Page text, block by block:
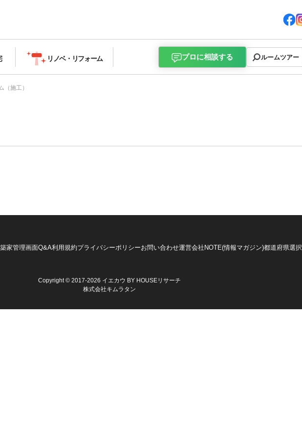
リノベ・ リフォーム プロに相談する ルームツアー
（施工）
家管理画面Q&A利用規約プライバシーポリシーお問い合わせ運営会社 NOTE(情報マガジン)都道府県選択
Copyright © 2017-2026 イエカウ BY HOUSEリサーチ
株式会社キムラタン